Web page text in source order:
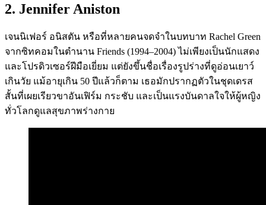
2. Jennifer Aniston
เจนนิเฟอร์ อนิสตัน หรือที่หลายคนจดจำในบทบาท Rachel Green
จากซิทคอมในตำนาน Friends (1994–2004) ไม่เพียงเป็นนักแสดง
และโปรดิวเซอร์ฝีมือเยี่ยม แต่ยังขึ้นชื่อเรื่องรูปร่างที่ดูอ่อนเยาว์
เกินวัย แม้อายุเกิน 50 ปีแล้วก็ตาม เธอมักปรากฏตัวในชุดเดรส
สั้นที่เผยเรียวขาอันเฟิร์ม กระชับ และเป็นแรงบันดาลใจให้ผู้หญิง
ทั่วโลกดูแลสุขภาพร่างกาย